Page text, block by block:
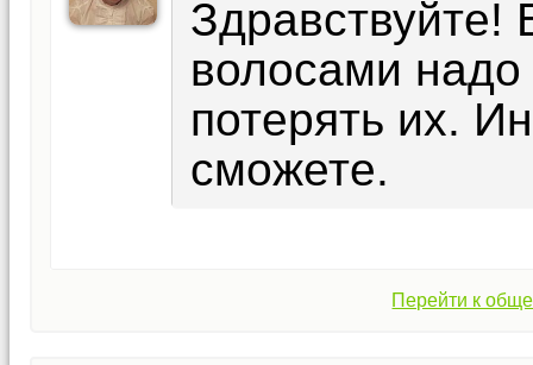
Здравствуйте!
волосами
потерять их.
сможете.
Перейти к